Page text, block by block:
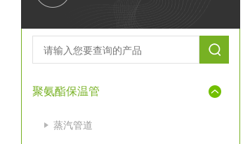
聚氨酯保温管
蒸汽管道